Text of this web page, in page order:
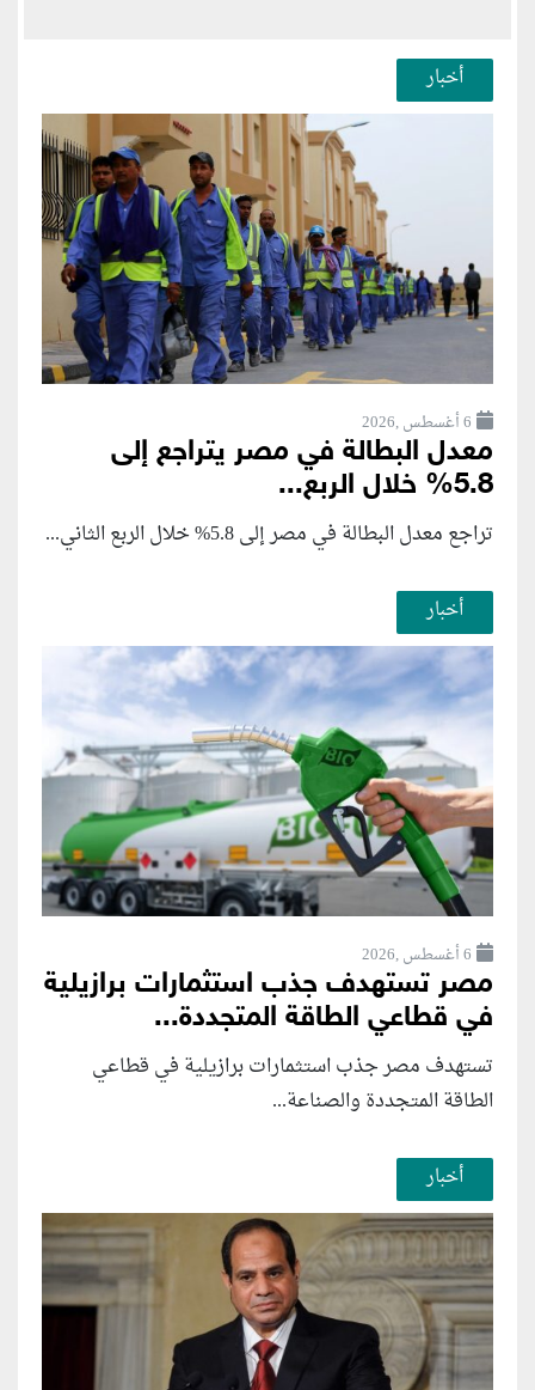
أخبار
6 أغسطس ,2026
معدل البطالة في مصر يتراجع إلى
5.8% خلال الربع...
تراجع معدل البطالة في مصر إلى 5.8% خلال الربع الثاني...
أخبار
6 أغسطس ,2026
مصر تستهدف جذب استثمارات برازيلية
في قطاعي الطاقة المتجددة...
تستهدف مصر جذب استثمارات برازيلية في قطاعي
الطاقة المتجددة والصناعة...
أخبار